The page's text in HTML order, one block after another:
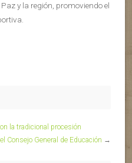
y la región, promoviendo el
la tradicional procesión
Consejo General de Educación →